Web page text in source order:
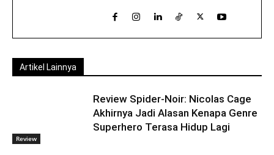
Artikel Lainnya
Review
Review Spider-Noir: Nicolas Cage
Akhirnya Jadi Alasan Kenapa Genre
Superhero Terasa Hidup Lagi